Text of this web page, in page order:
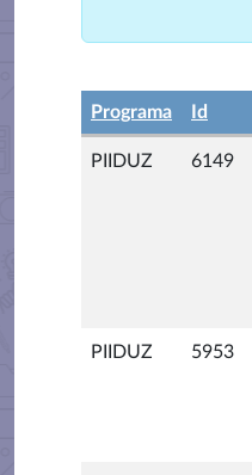
Programa Id
PIIDUZ 6149
PIIDUZ 5953